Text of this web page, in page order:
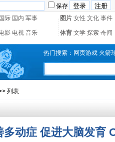
保存
国际 国内 军事 图片 女性 文化 事件
影 电视 音乐 体育 文学 探索 奇闻
热门搜索： 网页游戏 火箭
列表
动症 促进大脑发育